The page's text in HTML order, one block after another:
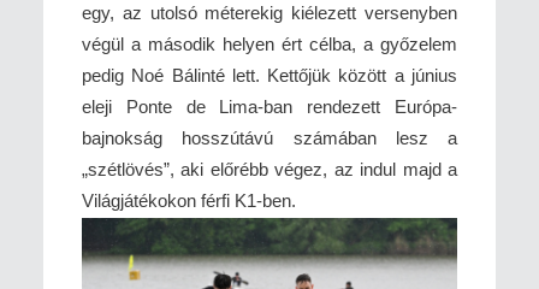
egy, az utolsó méterekig kiélezett versenyben
végül a második helyen ért célba, a győzelem
pedig Noé Bálinté lett. Kettőjük között a június
eleji Ponte de Lima-ban rendezett Európa-
bajnokság hosszútávú számában lesz a
„szétlövés”, aki előrébb végez, az indul majd a
Világjátékokon férfi K1-ben.